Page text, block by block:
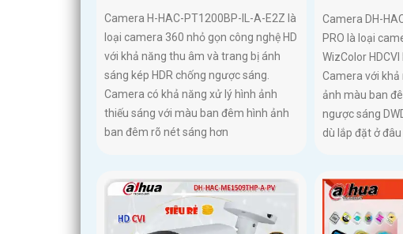
Camera H-HAC-PT1200BP-IL-A-E2Z là
loại camera 360 nhỏ gọn công nghệ HD
với khả năng thu âm và trang bị ánh
sáng kép HDR chống ngược sáng.
Camera có khả năng xử lý hình ảnh
thiếu sáng với màu ban đêm hình ảnh
ban đêm rõ nét sáng hơn
Camera DH-
PRO là loại
WizColor
Camera với
ảnh màu ban
ngược sáng
dù lắp đặt ở đâu